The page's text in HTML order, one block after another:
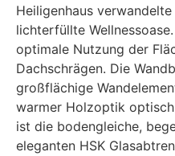
Heiligenhaus
lichterfüllte
optimale Nutzung der
Dachschrägen. Die
großflächige
warmer Holzoptik
ist die bodengleiche,
eleganten HSK